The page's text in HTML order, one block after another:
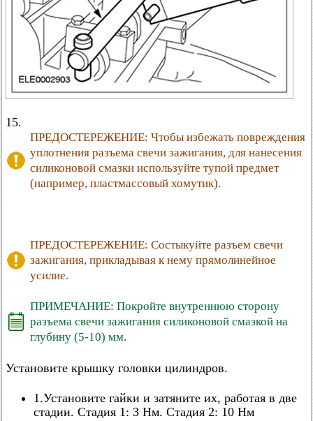
15.
ПРЕДОСТЕРЕЖЕНИЕ: Чтобы избежать повреждения
уплотнения разъема свечи зажигания, для нанесения
силиконовой смазки используйте тупой предмет
(например, пластмассовый хомутик).
ПРЕДОСТЕРЕЖЕНИЕ: Состыкуйте разъем свечи
зажигания, прикладывая к нему прямолинейное
усилие.
ПРИМЕЧАНИЕ: Покройте внутреннюю сторону
разъема свечи зажигания силиконовой смазкой на
глубину (5-10) мм.
Установите крышку головки цилиндров.
1.Установите гайки и затяните их, работая в две
стадии. Стадия 1: 3 Нм. Стадия 2: 10 Нм